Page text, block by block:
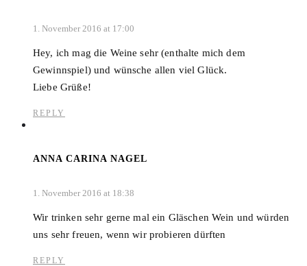
1. November 2016 at 17:00
Hey, ich mag die Weine sehr (enthalte mich dem
Gewinnspiel) und wünsche allen viel Glück.
Liebe Grüße!
REPLY
ANNA CARINA NAGEL
1. November 2016 at 18:38
Wir trinken sehr gerne mal ein Gläschen Wein und würden
uns sehr freuen, wenn wir probieren dürften
REPLY